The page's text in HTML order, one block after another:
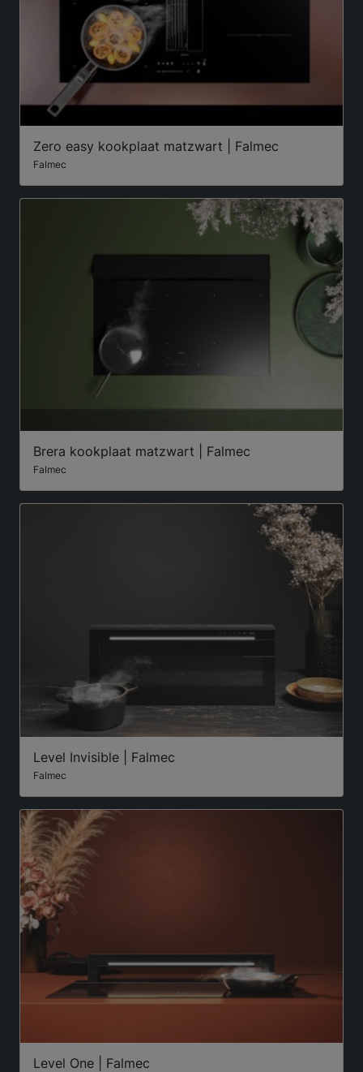
Zero easy kookplaat matzwart | Falmec
Falmec
Brera kookplaat matzwart | Falmec
Falmec
Level Invisible | Falmec
Falmec
Level One | Falmec